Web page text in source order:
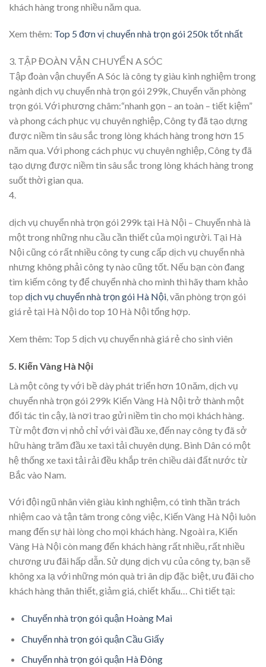
khách hàng trong nhiều năm qua.
Xem thêm: Top 5 đơn vị chuyển nhà trọn gói 250k tốt nhất
3. TẬP ĐOÀN VẬN CHUYỂN A SÓC
Tập đoàn vận chuyển A Sóc là công ty giàu kinh nghiệm trong
ngành dịch vụ chuyển nhà trọn gói 299k, Chuyển văn phòng
trọn gói. Với phương châm:“nhanh gọn – an toàn – tiết kiệm”
và phong cách phục vụ chuyên nghiệp, Công ty đã tạo dựng
được niềm tin sâu sắc trong lòng khách hàng trong hơn 15
năm qua. Với phong cách phục vụ chuyên nghiệp, Công ty đã
tạo dựng được niềm tin sâu sắc trong lòng khách hàng trong
suốt thời gian qua.
4.
dịch vụ chuyển nhà trọn gói 299k tại Hà Nội – Chuyển nhà là
một trong những nhu cầu cần thiết của mọi người. Tại Hà
Nội cũng có rất nhiều công ty cung cấp dịch vụ chuyển nhà
nhưng không phải công ty nào cũng tốt. Nếu bạn còn đang
tìm kiếm công ty để chuyển nhà cho mình thì hãy tham khảo
top dịch vụ chuyển nhà trọn gói Hà Nội, văn phòng trọn gói
giá rẻ tại Hà Nội do top 10 Hà Nội tổng hợp.
Xem thêm: Top 5 dịch vụ chuyển nhà giá rẻ cho sinh viên
5. Kiến Vàng Hà Nội
Là một công ty với bề dày phát triển hơn 10 năm, dịch vụ
chuyển nhà trọn gói 299k Kiến Vàng Hà Nội trở thành một
đối tác tin cậy, là nơi trao gửi niềm tin cho mọi khách hàng.
Từ một đơn vị nhỏ chỉ với vài đầu xe, đến nay công ty đã sở
hữu hàng trăm đầu xe taxi tải chuyên dụng. Bình Dân có một
hệ thống xe taxi tải rải đều khắp trên chiều dài đất nước từ
Bắc vào Nam.
Với đội ngũ nhân viên giàu kinh nghiệm, có tinh thần trách
nhiệm cao và tận tâm trong công việc, Kiến Vàng Hà Nội luôn
mang đến sự hài lòng cho mọi khách hàng. Ngoài ra, Kiến
Vàng Hà Nội còn mang đến khách hàng rất nhiều, rất nhiều
chương ưu đãi hấp dẫn. Sử dụng dịch vụ của công ty, bạn sẽ
không xa lạ với những món quà tri ân dịp đặc biệt, ưu đãi cho
khách hàng thân thiết, giảm giá, chiết khấu… Chi tiết tại:
Chuyển nhà trọn gói quận Hoàng Mai
Chuyển nhà trọn gói quận Cầu Giấy
Chuyển nhà trọn gói quận Hà Đông